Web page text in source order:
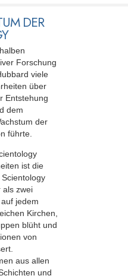
DER
Forschung
viele
über
Entstehung
dem
der
führte.
ist die
als zwei
jedem
Kirchen,
blüht und
von
aus allen
und